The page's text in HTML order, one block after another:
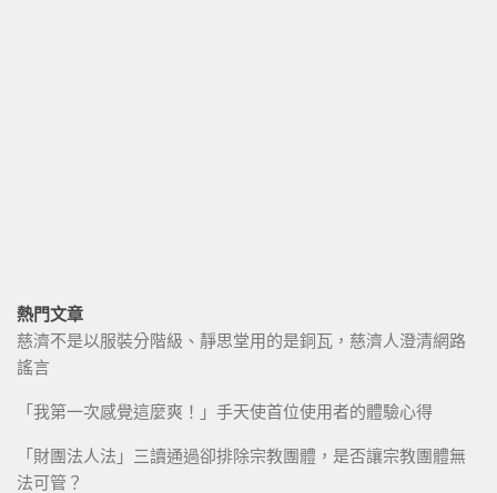
熱門文章
慈濟不是以服裝分階級、靜思堂用的是銅瓦，慈濟人澄清網路
謠言
「我第一次感覺這麼爽！」手天使首位使用者的體驗心得
「財團法人法」三讀通過卻排除宗教團體，是否讓宗教團體無
法可管？